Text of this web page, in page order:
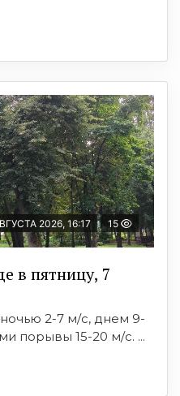
2026, 16:17 15
в пятницу, 7
2-7 м/с, днем 9-
порывы 15-20 м/с. ...